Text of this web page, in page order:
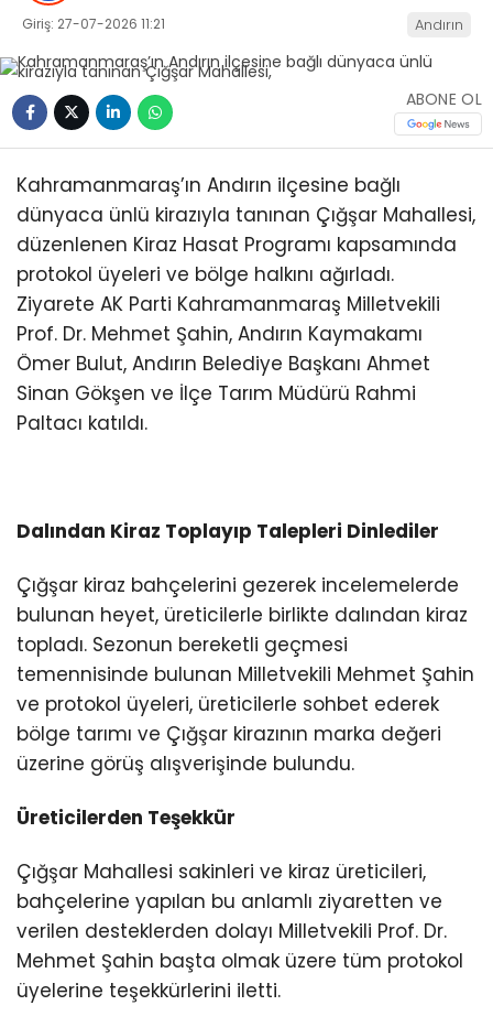
Giriş: 27-07-2026 11:21 Andırın
ABONE OL
Kahramanmaraş’ın Andırın ilçesine bağlı
dünyaca ünlü kirazıyla tanınan Çığşar Mahallesi,
düzenlenen Kiraz Hasat Programı kapsamında
protokol üyeleri ve bölge halkını ağırladı.
Ziyarete AK Parti Kahramanmaraş Milletvekili
Prof. Dr. Mehmet Şahin, Andırın Kaymakamı
Ömer Bulut, Andırın Belediye Başkanı Ahmet
Sinan Gökşen ve İlçe Tarım Müdürü Rahmi
Paltacı katıldı.
Dalından Kiraz Toplayıp Talepleri Dinlediler
Çığşar kiraz bahçelerini gezerek incelemelerde
bulunan heyet, üreticilerle birlikte dalından kiraz
topladı. Sezonun bereketli geçmesi
temennisinde bulunan Milletvekili Mehmet Şahin
ve protokol üyeleri, üreticilerle sohbet ederek
bölge tarımı ve Çığşar kirazının marka değeri
üzerine görüş alışverişinde bulundu.
Üreticilerden Teşekkür
Çığşar Mahallesi sakinleri ve kiraz üreticileri,
bahçelerine yapılan bu anlamlı ziyaretten ve
verilen desteklerden dolayı Milletvekili Prof. Dr.
Mehmet Şahin başta olmak üzere tüm protokol
üyelerine teşekkürlerini iletti.